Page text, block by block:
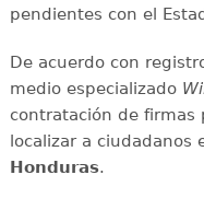
pendientes con el
De acuerdo con
medio especializado
contratación de firmas
localizar a ciudadanos
Honduras.